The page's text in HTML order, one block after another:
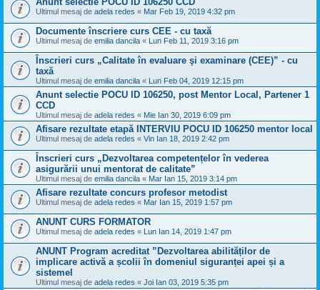
Ultimul mesaj de adela redes « Mar Feb 19, 2019 4:32 pm
Documente înscriere curs CEE - cu taxă
Ultimul mesaj de emilia dancila « Lun Feb 11, 2019 3:16 pm
Înscrieri curs „Calitate în evaluare şi examinare (CEE)” - cu
taxă
Ultimul mesaj de emilia dancila « Lun Feb 04, 2019 12:15 pm
Anunt selectie POCU ID 106250, post Mentor Local, Partener 1
CCD
Ultimul mesaj de adela redes « Mie Ian 30, 2019 6:09 pm
Afisare rezultate etapă INTERVIU POCU ID 106250 mentor local
Ultimul mesaj de adela redes « Vin Ian 18, 2019 2:42 pm
Înscrieri curs „Dezvoltarea competențelor în vederea
asigurării unui mentorat de calitate”
Ultimul mesaj de emilia dancila « Mar Ian 15, 2019 3:14 pm
Afisare rezultate concurs profesor metodist
Ultimul mesaj de adela redes « Mar Ian 15, 2019 1:57 pm
ANUNT CURS FORMATOR
Ultimul mesaj de adela redes « Lun Ian 14, 2019 1:47 pm
ANUNT Program acreditat ”Dezvoltarea abilităților de
implicare activă a școlii în domeniul siguranței apei și a
sistemel
Ultimul mesaj de adela redes « Joi Ian 03, 2019 5:35 pm